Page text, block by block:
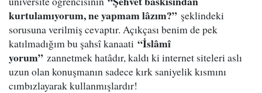
kurtulamıyorum, ne yapmam lâzım?” şeklindeki
sorusuna verilmiş cevaptır. Açıkçası benim de pek
katılmadığım bu şahsî kanaati “İslâmî
yorum” zannetmek hatâdır, kaldı ki internet siteleri aslı
uzun olan konuşmanın sadece kırk saniyelik kısmını
cımbızlayarak kullanmışlardır!